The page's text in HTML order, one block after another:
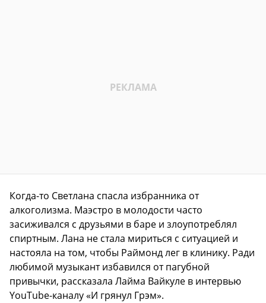
Когда-то Светлана спасла избранника от
алкоголизма. Маэстро в молодости часто
засиживался с друзьями в баре и злоупотреблял
спиртным. Лана не стала мириться с ситуацией и
настояла на том, чтобы Раймонд лег в клинику. Ради
любимой музыкант избавился от пагубной
привычки, рассказала Лайма Вайкуле в интервью
YouTube-каналу «И грянул Грэм».